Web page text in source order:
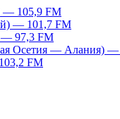
— 105,9 FM
— 101,7 FM
— 97,3 FM
Осетия — Алания)
FM